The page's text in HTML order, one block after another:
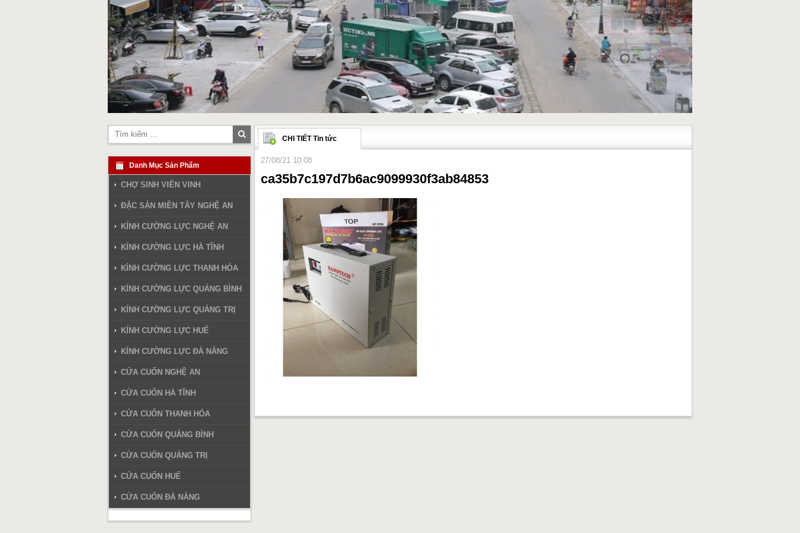
CHI TIẾT Tin tức
27/08/21 10:08
ca35b7c197d7b6ac9099930f3ab84853
Tìm
kiếm
Danh Mục Sản Phẩm
CHỢ SINH VIÊN VINH
ĐẶC SẢN MIỀN TÂY NGHỆ AN
KÍNH CƯỜNG LỰC NGHỆ AN
KÍNH CƯỜNG LỰC HÀ TĨNH
KÍNH CƯỜNG LỰC THANH HÓA
KÍNH CƯỜNG LỰC QUẢNG BÌNH
KÍNH CƯỜNG LỰC QUẢNG TRỊ
KÍNH CƯỜNG LỰC HUẾ
KÍNH CƯỜNG LỰC ĐÀ NẴNG
CỬA CUỐN NGHỆ AN
CỬA CUỐN HÀ TĨNH
CỬA CUỐN THANH HÓA
CỬA CUỐN QUẢNG BÌNH
CỬA CUỐN QUẢNG TRỊ
CỬA CUỐN HUẾ
CỬA CUỐN ĐÀ NẴNG